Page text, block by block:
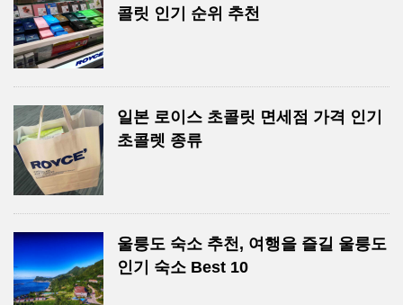
콜릿 인기 순위 추천
일본 로이스 초콜릿 면세점 가격 인기
초콜렛 종류
울릉도 숙소 추천, 여행을 즐길 울릉도
인기 숙소 Best 10